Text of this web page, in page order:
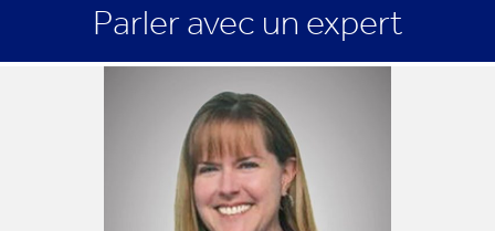
Parler avec un expert